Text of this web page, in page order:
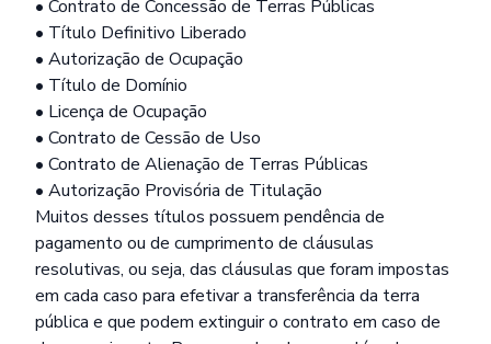
• Contrato de Concessão de Terras Públicas
• Título Definitivo Liberado
• Autorização de Ocupação
• Título de Domínio
• Licença de Ocupação
• Contrato de Cessão de Uso
• Contrato de Alienação de Terras Públicas
• Autorização Provisória de Titulação
Muitos desses títulos possuem pendência de
pagamento ou de cumprimento de cláusulas
resolutivas, ou seja, das cláusulas que foram impostas
em cada caso para efetivar a transferência da terra
pública e que podem extinguir o contrato em caso de